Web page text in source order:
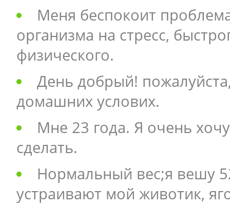
Меня беспокоит
организма на стресс,
физического.
День добрый!
домашних услових.
Мне 23 года. Я очень
сделать.
Нормальный вес;я вешу
устраивают мой животик,